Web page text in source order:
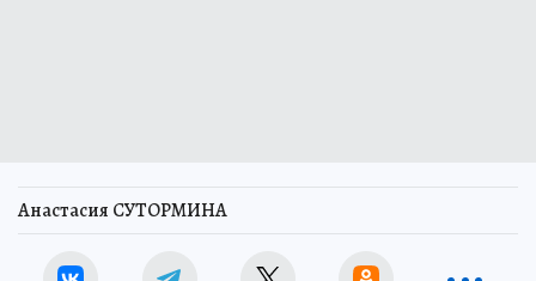
Анастасия СУТОРМИНА